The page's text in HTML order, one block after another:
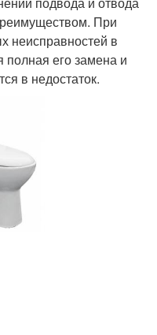
При
неисправностей в
полная его замена и
в недостаток.